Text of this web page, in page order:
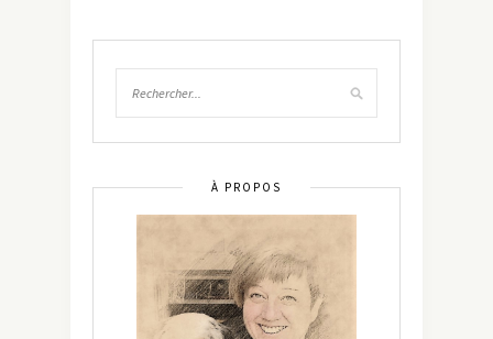
À PROPOS